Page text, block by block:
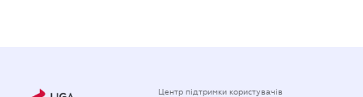
Центр підтримки користувачів